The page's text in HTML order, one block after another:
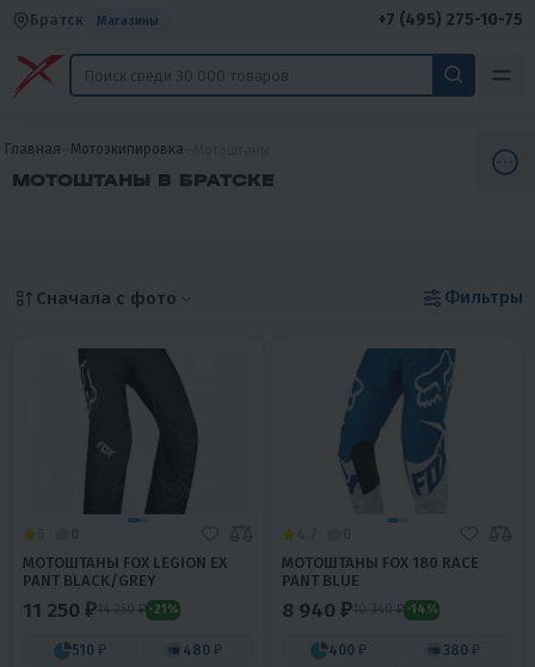
Братск Магазины +7 (495) 275-10-75
Главная Мотоэкипировка
МОТОШТАНЫ В БРАТСКЕ
Сначала с фото Фильтры
МОТОШТАНЫ FOX LEGION EX
PANT BLACK/GREY
11 250 ₽14 250 ₽ -21%
510 ₽ 480 ₽
МОТОШТАНЫ FOX 180 RACE
PANT BLUE
8 940 ₽10 340 ₽ -14%
400 ₽ 380 ₽